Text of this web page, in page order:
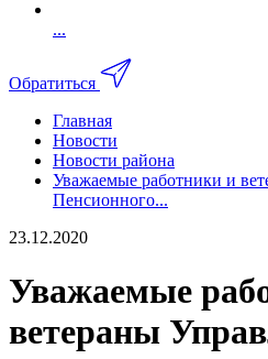
...
Обратиться
Главная
Новости
Новости района
Уважаемые работники и
Пенсионного...
23.12.2020
Уважаемые
ветераны